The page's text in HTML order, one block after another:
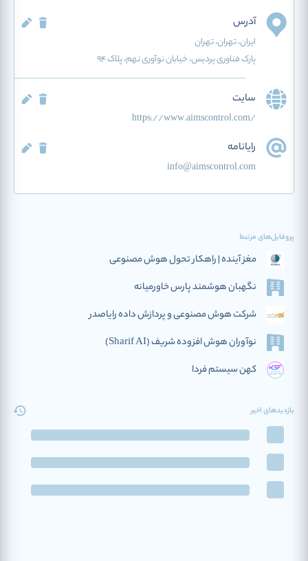
آدرس
ایران، تهران، تهران
پارک فناوری پردیس، خیابان نوآوری نهم، پلاک 94
سایت
https://www.aimscontrol.com/
رایانامه
info@aimscontrol.com
پروفایل‌های مرتبط
مغز آینده | راهکار تحول هوش مصنوعی
نگهبان هوشمند پارس خاورمیانه
شرکت هوش مصنوعی و پردازش داده رایاصدر
نوآوران هوش افزوده‌ شریف (Sharif AI)
کهن سیستم فردا
بازدیدهای اخیر